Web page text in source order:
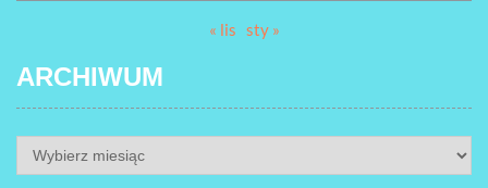
« lis sty »
ARCHIWUM
ARCHIWUM